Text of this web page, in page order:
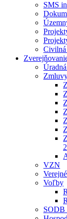
SMS
Civilná
VZN
Voľby
SODB